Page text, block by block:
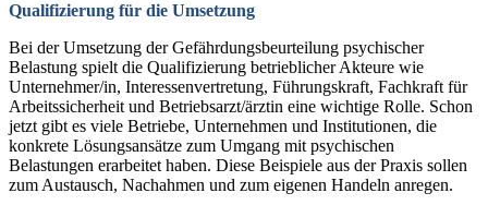
Qualifizierung für die Umsetzung
Bei der Umsetzung der Gefährdungsbeurteilung psychischer
Belastung spielt die Qualifizierung betrieblicher Akteure wie
Unternehmer/in, Interessenvertretung, Führungskraft, Fachkraft für
Arbeitssicherheit und Betriebsarzt/ärztin eine wichtige Rolle. Schon
jetzt gibt es viele Betriebe, Unternehmen und Institutionen, die
konkrete Lösungsansätze zum Umgang mit psychischen
Belastungen erarbeitet haben. Diese Beispiele aus der Praxis sollen
zum Austausch, Nachahmen und zum eigenen Handeln anregen.